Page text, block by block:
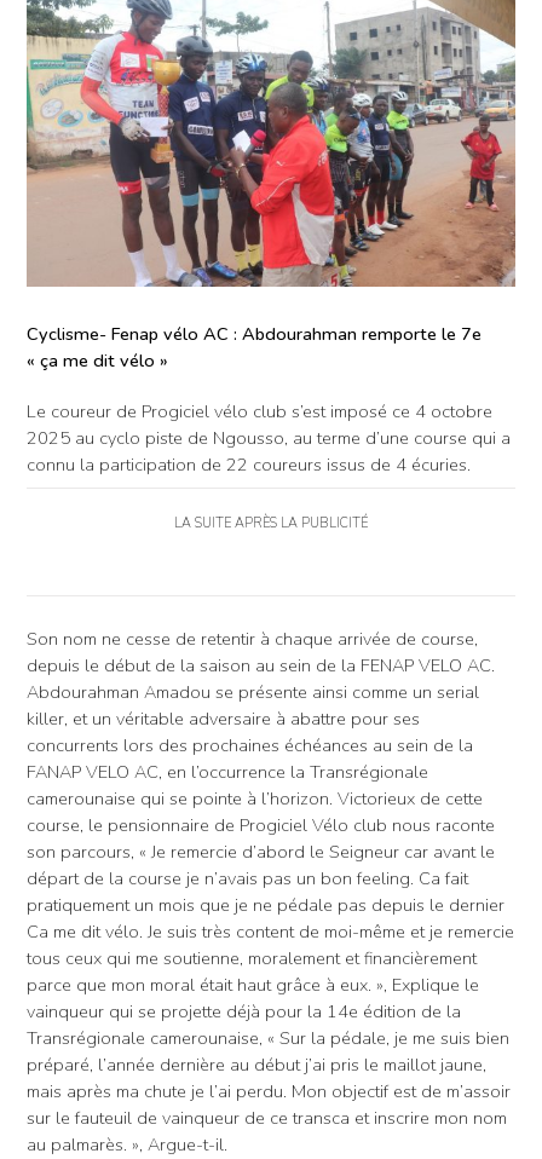
Cyclisme- Fenap vélo AC : Abdourahman remporte le 7e
« ça me dit vélo »
Le coureur de Progiciel vélo club s’est imposé ce 4 octobre
2025 au cyclo piste de Ngousso, au terme d’une course qui a
connu la participation de 22 coureurs issus de 4 écuries.
LA SUITE APRÈS LA PUBLICITÉ
Son nom ne cesse de retentir à chaque arrivée de course,
depuis le début de la saison au sein de la FENAP VELO AC.
Abdourahman Amadou se présente ainsi comme un serial
killer, et un véritable adversaire à abattre pour ses
concurrents lors des prochaines échéances au sein de la
FANAP VELO AC, en l’occurrence la Transrégionale
camerounaise qui se pointe à l’horizon. Victorieux de cette
course, le pensionnaire de Progiciel Vélo club nous raconte
son parcours, « Je remercie d’abord le Seigneur car avant le
départ de la course je n’avais pas un bon feeling. Ca fait
pratiquement un mois que je ne pédale pas depuis le dernier
Ca me dit vélo. Je suis très content de moi-même et je remercie
tous ceux qui me soutienne, moralement et financièrement
parce que mon moral était haut grâce à eux. », Explique le
vainqueur qui se projette déjà pour la 14e édition de la
Transrégionale camerounaise, « Sur la pédale, je me suis bien
préparé, l’année dernière au début j’ai pris le maillot jaune,
mais après ma chute je l’ai perdu. Mon objectif est de m’assoir
sur le fauteuil de vainqueur de ce transca et inscrire mon nom
au palmarès. », Argue-t-il.